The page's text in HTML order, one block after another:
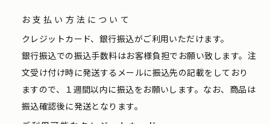
お支払い方法について
クレジットカード、銀行振込がご利用いただけます。
銀行振込での振込手数料はお客様負担でお願い致します。注
文受け付け時に発送するメールに振込先の記載をしており
ますので、１週間以内に振込をお願いします。なお、商品は
振込確認後に発送となります。